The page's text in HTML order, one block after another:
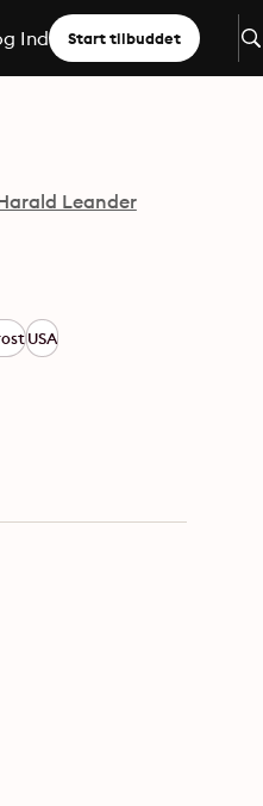
Ind Start tilbuddet
Leander
USA